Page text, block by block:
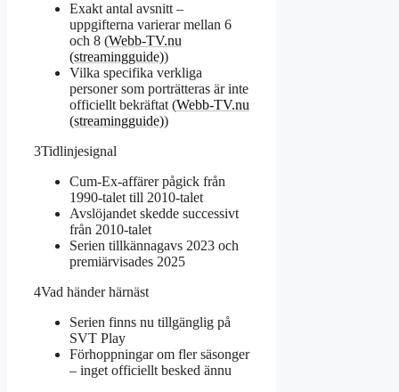
Exakt antal avsnitt –
uppgifterna varierar mellan 6
och 8 (Webb-TV.nu
(streamingguide))
Vilka specifika verkliga
personer som porträtteras är inte
officiellt bekräftat (Webb-TV.nu
(streamingguide))
3Tidlinjesignal
Cum-Ex-affärer pågick från
1990-talet till 2010-talet
Avslöjandet skedde successivt
från 2010-talet
Serien tillkännagavs 2023 och
premiärvisades 2025
4Vad händer härnäst
Serien finns nu tillgänglig på
SVT Play
Förhoppningar om fler säsonger
– inget officiellt besked ännu